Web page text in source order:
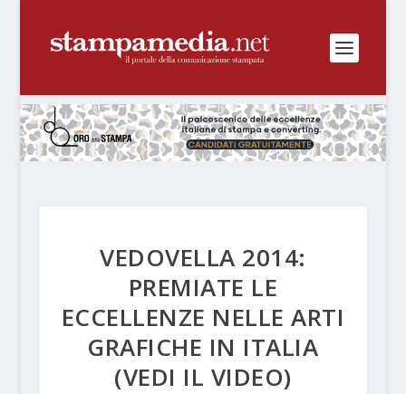
VEDOVELLA 2014:
PREMIATE LE
ECCELLENZE NELLE ARTI
GRAFICHE IN ITALIA
(VEDI IL VIDEO)